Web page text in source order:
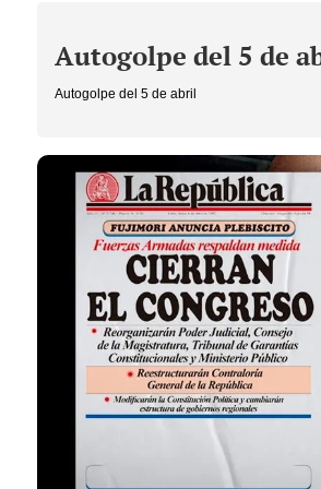
Autogolpe del 5 de
Autogolpe del 5 de abril